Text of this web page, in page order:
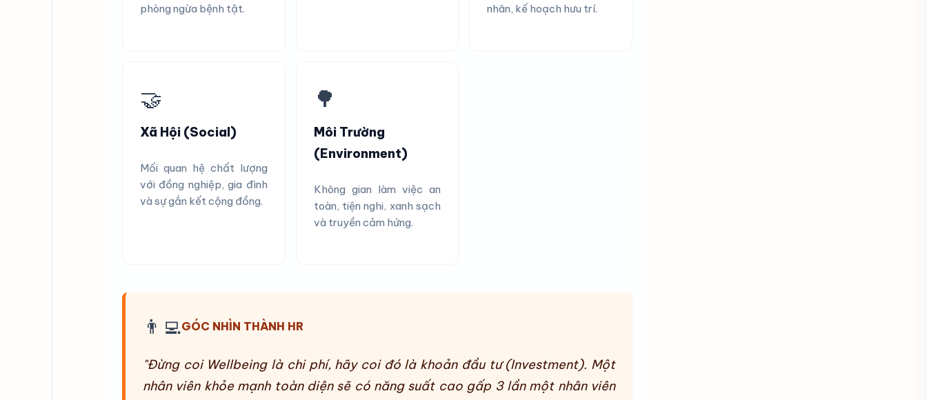
phòng ngừa bệnh tật.
nhân, kế hoạch hưu trí.
🤝
Xã Hội (Social)
Mối quan hệ chất lượng
với đồng nghiệp, gia đình
và sự gắn kết cộng đồng.
🌳
Môi Trường
(Environment)
Không gian làm việc an
toàn, tiện nghi, xanh sạch
và truyền cảm hứng.
👨‍💻GÓC NHÌN THÀNH HR
"Đừng coi Wellbeing là chi phí, hãy coi đó là khoản đầu tư (Investment). Một
nhân viên khỏe mạnh toàn diện sẽ có năng suất cao gấp 3 lần một nhân viên